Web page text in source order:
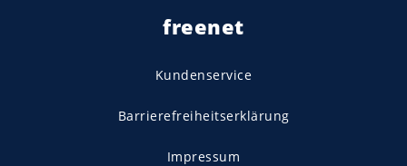
freenet
Kundenservice
Barrierefreiheitserklärung
Impressum